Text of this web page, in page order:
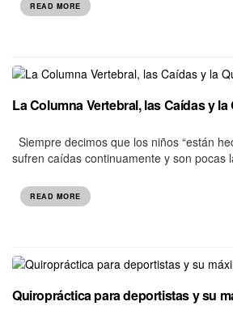
READ MORE
La Columna Vertebral, las Caídas y
Siempre decimos que los niños “están
sufren caídas continuamente y son pocas
READ MORE
Quiropráctica para deportistas y su